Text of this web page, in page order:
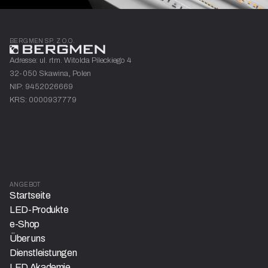
BERGMEN SP. Z O.O.
Adresse: ul. rtm. Witolda Pileckiego 4
32-050 Skawina, Polen
NIP: 9452026669
KRS: 0000937779
ANGEBOT
Startseite
LED-Produkte
e-Shop
Über uns
Dienstleistungen